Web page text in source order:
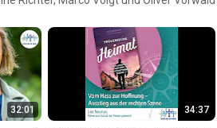
des Glaubens. Jede Folge bietet neue
und Tiefe – immer mit Bezug
alle, die mitten im Leben stehen und
32:01 34:37